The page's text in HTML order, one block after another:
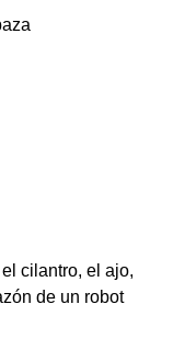
cilantro, el ajo,
de un robot